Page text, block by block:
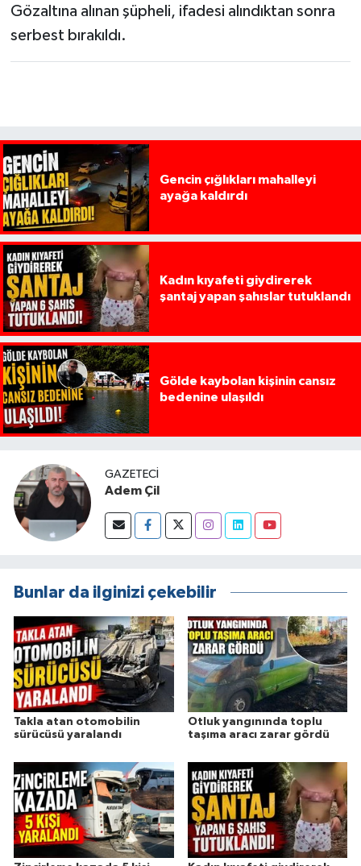
Gözaltına alınan şüpheli, ifadesi alındıktan sonra
serbest bırakıldı.
Gencin çığlıkları mahalleyi
ayağa kaldırdı
Kadın kıyafeti giydirerek
şantaj yapan şahıslar tutuklandı
Gölde kaybolan kişinin cansız
bedenine ulaşıldı
GAZETECI
Adem Çil
Bunlar da ilginizi çekebilir
Takla atan otomobilin
sürücüsü yaralandı
Otluk yangınında toplu
taşıma aracı zarar gördü